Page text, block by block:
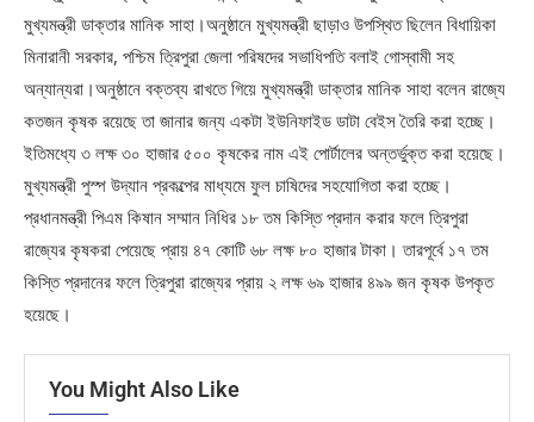
মুখ্যমন্ত্রী ডাক্তার মানিক সাহা।অনুষ্ঠানে মুখ্যমন্ত্রী ছাড়াও উপস্থিত ছিলেন বিধায়িকা
মিনারানী সরকার, পশ্চিম ত্রিপুরা জেলা পরিষদের সভাধিপতি বলাই গোস্বামী সহ
অন্যান্যরা।অনুষ্ঠানে বক্তব্য রাখতে গিয়ে মুখ্যমন্ত্রী ডাক্তার মানিক সাহা বলেন রাজ্যে
কতজন কৃষক রয়েছে তা জানার জন্য একটা ইউনিফাইড ডাটা বেইস তৈরি করা হচ্ছে।
ইতিমধ্যে ৩ লক্ষ ৩০ হাজার ৫০০ কৃষকের নাম এই পোর্টালের অন্তর্ভুক্ত করা হয়েছে।
মুখ্যমন্ত্রী পুস্প উদ্যান প্রকল্পের মাধ্যমে ফুল চাষিদের সহযোগিতা করা হচ্ছে।
প্রধানমন্ত্রী পিএম কিষান সম্মান নিধির ১৮ তম কিস্তি প্রদান করার ফলে ত্রিপুরা
রাজ্যের কৃষকরা পেয়েছে প্রায় ৪৭ কোটি ৬৮ লক্ষ ৮০ হাজার টাকা। তারপূর্বে ১৭ তম
কিস্তি প্রদানের ফলে ত্রিপুরা রাজ্যের প্রায় ২ লক্ষ ৬৯ হাজার ৪৯৯ জন কৃষক উপকৃত
হয়েছে।
You Might Also Like